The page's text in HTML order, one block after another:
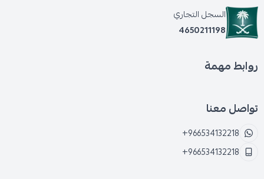
السجل التجاري
4650211198
روابط مهمة
تواصل معنا
+966534132218
+966534132218